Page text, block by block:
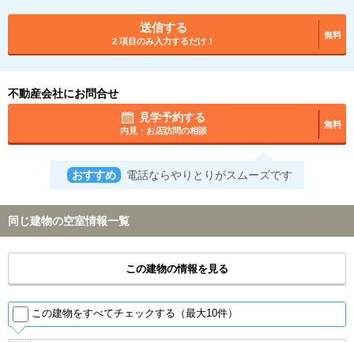
送信する
2 項目のみ入力するだけ！
無料
不動産会社にお問合せ
見学予約する
内見・お店訪問の相談
無料
おすすめ 電話ならやりとりがスムーズです
同じ建物の空室情報一覧
この建物の情報を見る
この建物をすべてチェックする（最大10件）